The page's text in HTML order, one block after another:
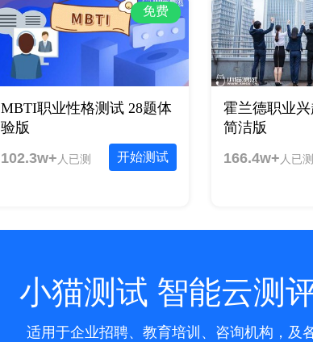
免费
MBTI职业性格测试 28题体
验版
开始测试
102.3w+ 人已测
霍兰德职业
简洁版
166.4w+ 人已测
小猫测试 智能云测
适用于企业招聘、教育培训、咨询机构，及